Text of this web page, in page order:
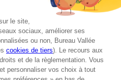
Voir plus
Fosses La Ville